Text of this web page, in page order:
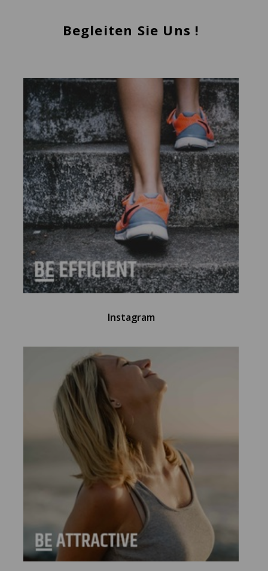
Begleiten Sie Uns !
Instagram